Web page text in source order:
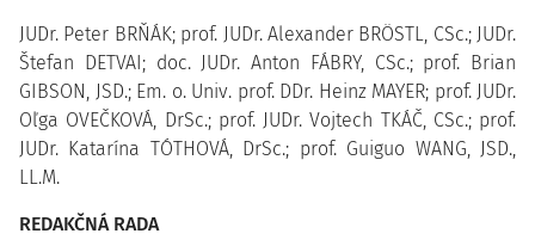
JUDr. Peter BRŇÁK; prof. JUDr. Alexander BRÖSTL, CSc.; JUDr.
Štefan DETVAI; doc. JUDr. Anton FÁBRY, CSc.; prof. Brian
GIBSON, JSD.; Em. o. Univ. prof. DDr. Heinz MAYER; prof. JUDr.
Oľga OVEČKOVÁ, DrSc.; prof. JUDr. Vojtech TKÁČ, CSc.; prof.
JUDr. Katarína TÓTHOVÁ, DrSc.; prof. Guiguo WANG, JSD.,
LL.M.
REDAKČNÁ RADA